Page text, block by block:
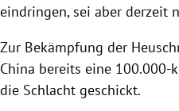
eindringen, sei aber derzeit
Zur Bekämpfung der
China bereits eine 100.000-
die Schlacht geschickt.